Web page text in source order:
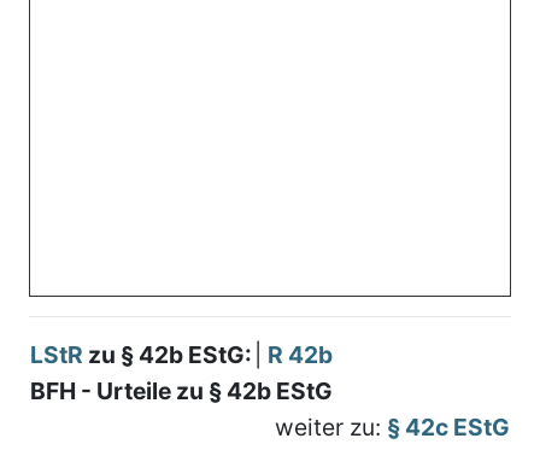
LStR zu § 42b EStG:
R 42b
BFH - Urteile zu § 42b EStG
weiter zu: § 42c EStG